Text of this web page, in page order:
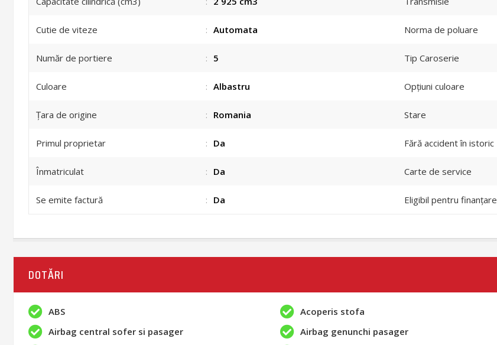
Cutie de viteze : Automata Norma de poluare
Număr de portiere : 5 Tip Caroserie
Culoare : Albastru Opțiuni culoare
Țara de origine : Romania Stare
Primul proprietar : Da Fără accident în istoric
Înmatriculat : Da Carte de service
Se emite factură : Da Eligibil pentru finanțare
DOTĂRI
ABS Acoperis stofa
Airbag central sofer si pasager
Airbag genunchi pasager